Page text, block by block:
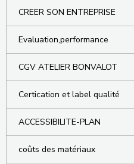
CREER SON ENTREPRISE
Evaluation,performance
CGV ATELIER BONVALOT
Certication et label qualité
ACCESSIBILITE-PLAN
coûts des matériaux